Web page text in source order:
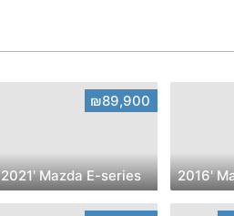
₪89,900
2021' Mazda E-series 2016'